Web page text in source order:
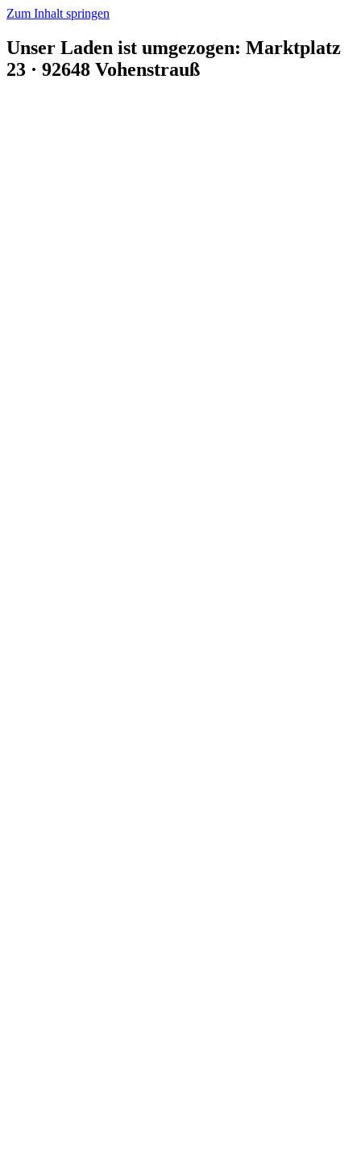
Zum Inhalt springen
Unser Laden ist umgezogen: Marktplatz
23 · 92648 Vohenstrauß